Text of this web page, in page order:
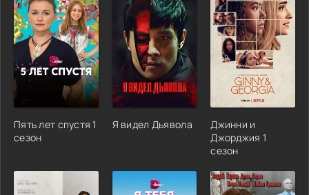
Пять лет спустя 1
сезон
Я видел Дьявола
Джинни и
Джорджия 1
сезон